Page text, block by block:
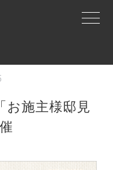
お施主様邸見